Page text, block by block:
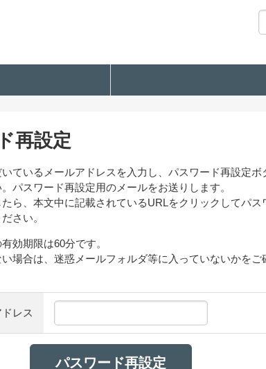
再設定
ているメールアドレスを入力し、パスワード再設定ボ
パスワード再設定用のメールをお送りします。
たら、本文中に記載されているURLをクリックしてパス
さい。
効期限は60分です。
場合は、迷惑メールフォルダ等に入っていないかをご
レス